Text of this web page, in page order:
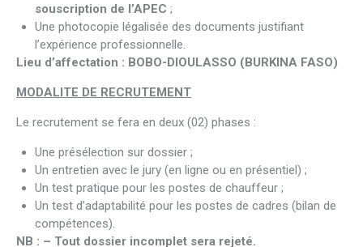
souscription de l’APEC ;
Une photocopie légalisée des documents justifiant
l’expérience professionnelle.
Lieu d’affectation : BOBO-DIOULASSO (BURKINA FASO)
MODALITE DE RECRUTEMENT
Le recrutement se fera en deux (02) phases :
Une présélection sur dossier ;
Un entretien avec le jury (en ligne ou en présentiel) ;
Un test pratique pour les postes de chauffeur ;
Un test d’adaptabilité pour les postes de cadres (bilan de
compétences).
NB : – Tout dossier incomplet sera rejeté.